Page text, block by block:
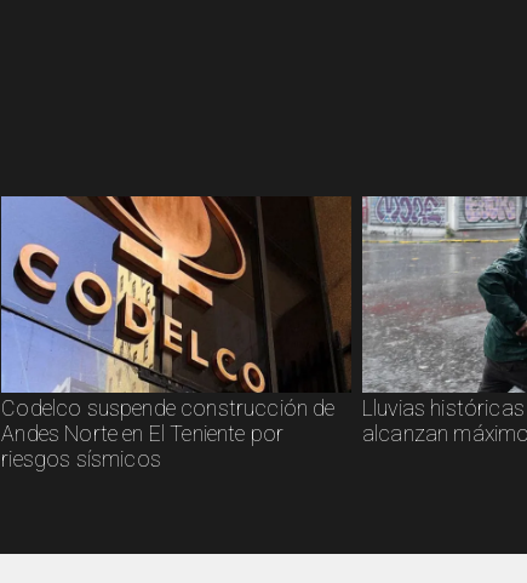
Codelco suspende construcción de
Andes Norte en El Teniente por
riesgos sísmicos
Lluvias históricas
alcanzan